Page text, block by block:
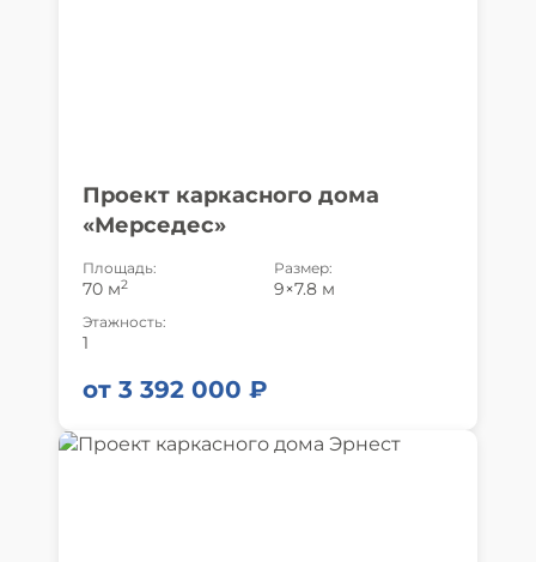
Проект каркасного дома
«Мерседес»
Площадь:
70 м2
Размер:
9×7.8 м
Этажность:
1
от 3 392 000 ₽